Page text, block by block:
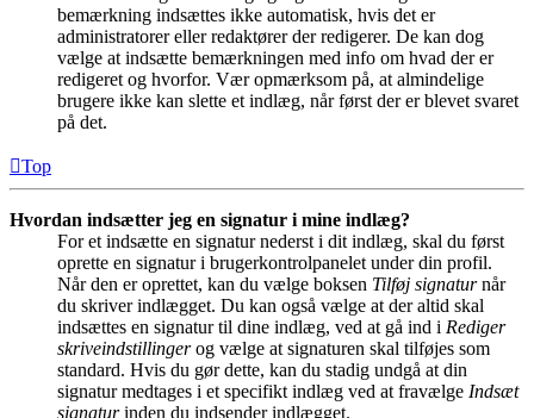
bemærkning indsættes ikke automatisk, hvis det er
administratorer eller redaktører der redigerer. De kan dog
vælge at indsætte bemærkningen med info om hvad der er
redigeret og hvorfor. Vær opmærksom på, at almindelige
brugere ikke kan slette et indlæg, når først der er blevet svaret
på det.
Top
Hvordan indsætter jeg en signatur i mine indlæg?
For et indsætte en signatur nederst i dit indlæg, skal du først
oprette en signatur i brugerkontrolpanelet under din profil.
Når den er oprettet, kan du vælge boksen Tilføj signaturnår
du skriver indlægget. Du kan også vælge at der altid skal
indsættes en signatur til dine indlæg, ved at gå ind i Rediger
skriveindstillingerog vælge at signaturen skal tilføjes som
standard. Hvis du gør dette, kan du stadig undgå at din
signatur medtages i et specifikt indlæg ved at fravælge Indsæt
signaturinden du indsender indlægget.